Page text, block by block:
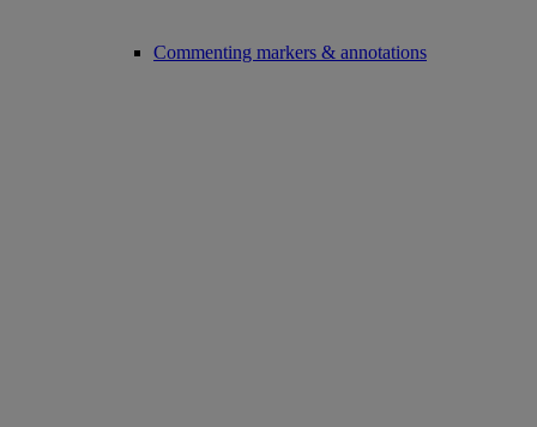
Commenting markers & annotations